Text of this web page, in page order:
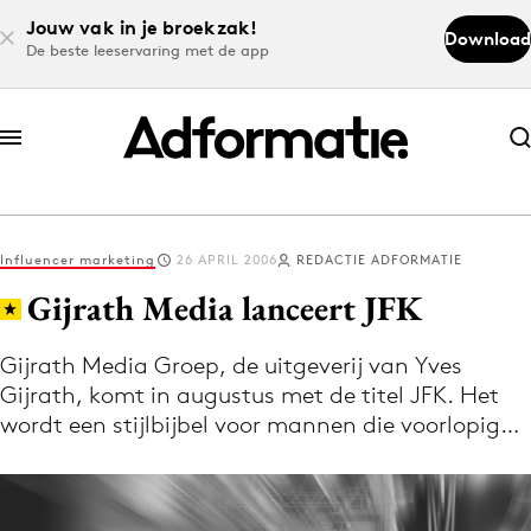
Jouw vak in je broekzak!
De beste leeservaring met de app
Download
Abonneer nu
Abonneer nu
Log in
Download de app
Volg het laatste nieuws via de Adformatie
Nieuws app
Influencer marketing 26 APRIL 2006 REDACTIE ADFORMATIE
Gijrath Media lanceert JFK
Gijrath Media Groep, de uitgeverij van Yves
Gijrath, komt in augustus met de titel JFK. Het
wordt een stijlbijbel voor mannen die voorlopig…